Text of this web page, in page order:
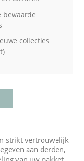
bewaarde
collecties
strikt vertrouwelijk
aan derden,